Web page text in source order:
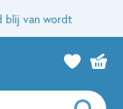
blij van wordt